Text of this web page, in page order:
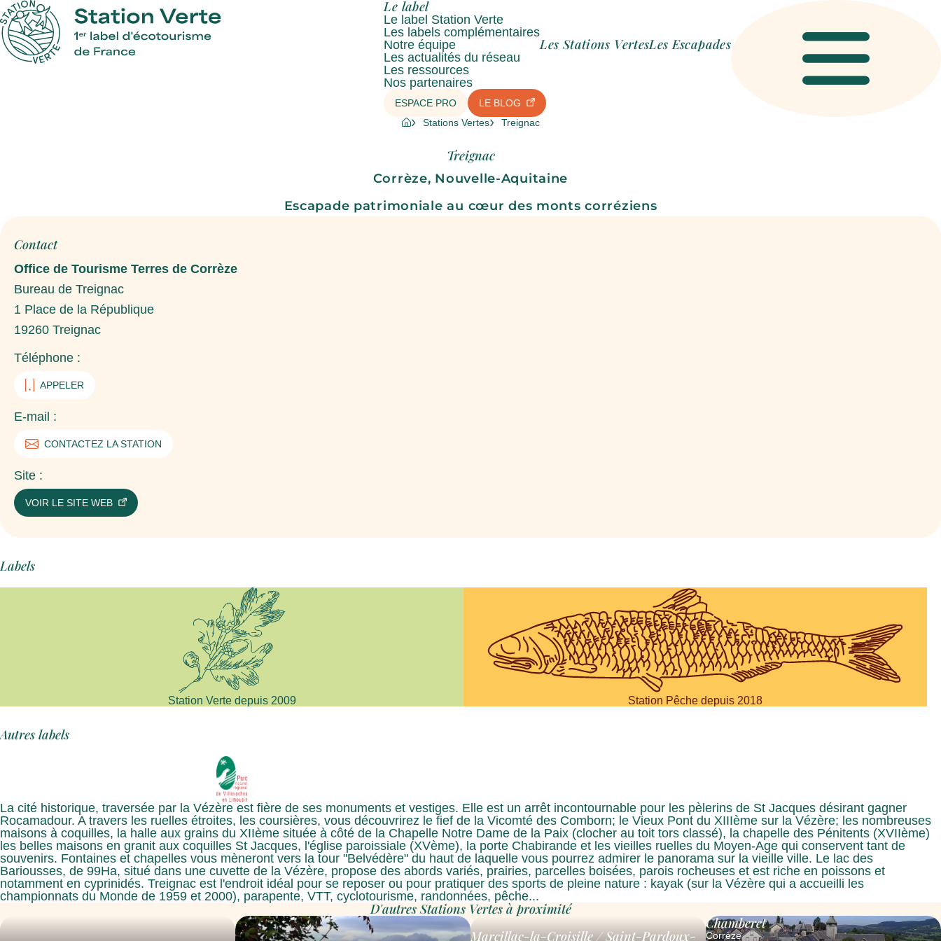
Le label
Le label Station Verte
Les labels complémentaires
Notre équipe
Les actualités du réseau
Les ressources
Nos partenaires
Les Stations VertesLes Escapades
ESPACE PRO LE BLOG
Menu
Stations Vertes Treignac
Treignac
Corrèze, Nouvelle-Aquitaine
Escapade patrimoniale au cœur des monts corréziens
Contact
Office de Tourisme Terres de Corrèze
Bureau de Treignac
1 Place de la République
19260 Treignac
Téléphone :
APPELER
E-mail :
CONTACTEZ LA STATION
Site :
VOIR LE SITE WEB
Labels
Station Verte depuis 2009 Station Pêche depuis 2018
Autres labels
La cité historique, traversée par la Vézère est fière de ses monuments et vestiges. Elle est un arrêt incontournable pour les pèlerins de St Jacques désirant gagner
Rocamadour. A travers les ruelles étroites, les coursières, vous découvrirez le fief de la Vicomté des Comborn; le Vieux Pont du XIIIème sur la Vézère; les nombreuses
maisons à coquilles, la halle aux grains du XIIème située à côté de la Chapelle Notre Dame de la Paix (clocher au toit tors classé), la chapelle des Pénitents (XVIIème)
les belles maisons en granit aux coquilles St Jacques, l'église paroissiale (XVème), la porte Chabirande et les vieilles ruelles du Moyen-Age qui conservent tant de
souvenirs. Fontaines et chapelles vous mèneront vers la tour "Belvédère" du haut de laquelle vous pourrez admirer le panorama sur la vieille ville. Le lac des
Bariousses, de 99Ha, situé dans une cuvette de la Vézère, propose des abords variés, prairies, parcelles boisées, parois rocheuses et est riche en poissons et
notamment en cyprinidés. Treignac est l'endroit idéal pour se reposer ou pour pratiquer des sports de pleine nature : kayak (sur la Vézère qui a accueilli les
championnats du Monde de 1959 et 2000), parapente, VTT, cyclotourisme, randonnées, pêche...
D'autres Stations Vertes à proximité
Marcillac-la-Croisille / Saint-Pardoux-
Chamberet
Corrèze